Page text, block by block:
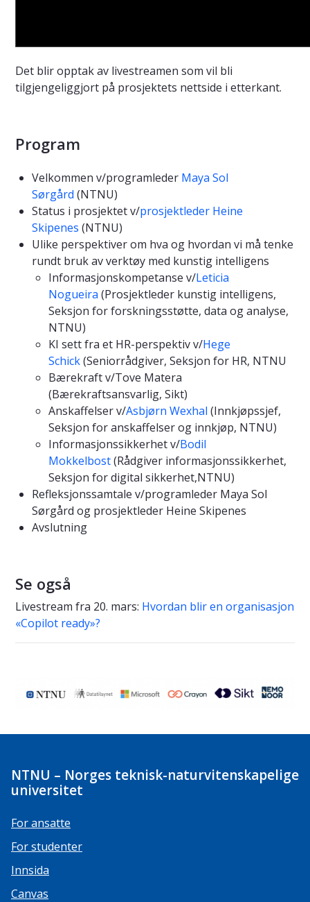
Det blir opptak av livestreamen som vil bli
tilgjengeliggjort på prosjektets nettside i etterkant.
Program
Velkommen v/programleder Maya Sol
Sørgård (NTNU)
Status i prosjektet v/prosjektleder Heine
Skipenes (NTNU)
Ulike perspektiver om hva og hvordan vi må tenke
rundt bruk av verktøy med kunstig intelligens
Informasjonskompetanse v/Leticia
Nogueira (Prosjektleder kunstig intelligens,
Seksjon for forskningsstøtte, data og analyse,
NTNU)
KI sett fra et HR-perspektiv v/Hege
Schick(Seniorrådgiver, Seksjon for HR, NTNU
Bærekraft v/Tove Matera
(Bærekraftsansvarlig, Sikt)
Anskaffelser v/Asbjørn Wexhal (Innkjøpssjef,
Seksjon for anskaffelser og innkjøp, NTNU)
Informasjonssikkerhet v/Bodil
Mokkelbost(Rådgiver informasjonssikkerhet,
Seksjon for digital sikkerhet,NTNU)
Refleksjonssamtale v/programleder Maya Sol
Sørgård og prosjektleder Heine Skipenes
Avslutning
Se også
Livestream fra 20. mars: Hvordan blir en organisasjon
«Copilot ready»?
NTNU – Norges teknisk-naturvitenskapelige
universitet
For ansatte
For studenter
Innsida
Canvas